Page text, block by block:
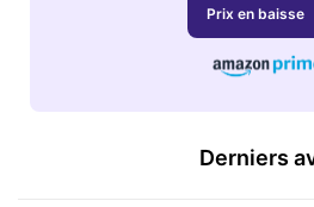
Prix en baisse
Derniers